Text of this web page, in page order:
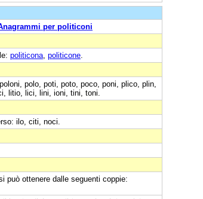
per politiconi
politicona politicone
polo, poti, poto, poco, poni, plico, plin,
litio, lici, lini, ioni, tini, toni.
ilo, citi, noci.
può ottenere dalle seguenti coppie: